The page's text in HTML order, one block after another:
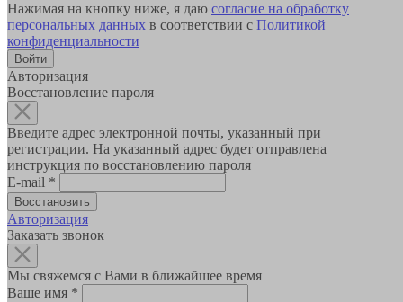
Нажимая на кнопку ниже, я даю согласие на обработку
персональных данных в соответствии с Политикой
конфиденциальности
Авторизация
Восстановление пароля
Введите адрес электронной почты, указанный при
регистрации. На указанный адрес будет отправлена
инструкция по восстановлению пароля
E-mail *
Авторизация
Заказать звонок
Мы свяжемся с Вами в ближайшее время
Ваше имя *